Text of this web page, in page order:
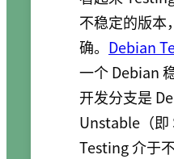
不稳定的版本
确。 Debian
一个 Debian
开发分支是
Unstable（即
Testing 介于